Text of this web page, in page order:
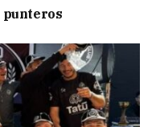
punteros